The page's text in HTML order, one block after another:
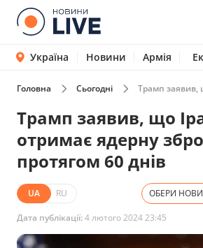
Україна Новини Армія
Головна Сьогодні Трамп заявив,
Трамп заявив, що
отримає ядерну
протягом 60 днів
UA RU ОБЕРИ
Дата публікації:4 лютого 2024 23:45